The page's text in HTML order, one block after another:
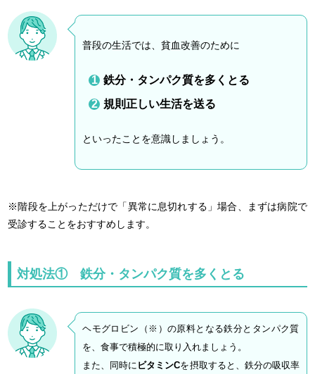
普段の生活では、貧血改善のために
鉄分・タンパク質を多くとる
規則正しい生活を送る
といったことを意識しましょう。
※階段を上がっただけで「異常に息切れする」場合、まずは病院で
受診することをおすすめします。
対処法① 鉄分・タンパク質を多くとる
ヘモグロビン（※）の原料となる鉄分とタンパク質
を、食事で積極的に取り入れましょう。
また、同時に ビタミンCを摂取すると、鉄分の吸収率